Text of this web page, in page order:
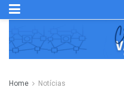
Home Notícias